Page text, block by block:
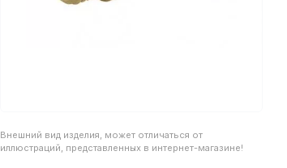
Внешний вид изделия, может отличаться от
иллюстраций, представленных в интернет-магазине!